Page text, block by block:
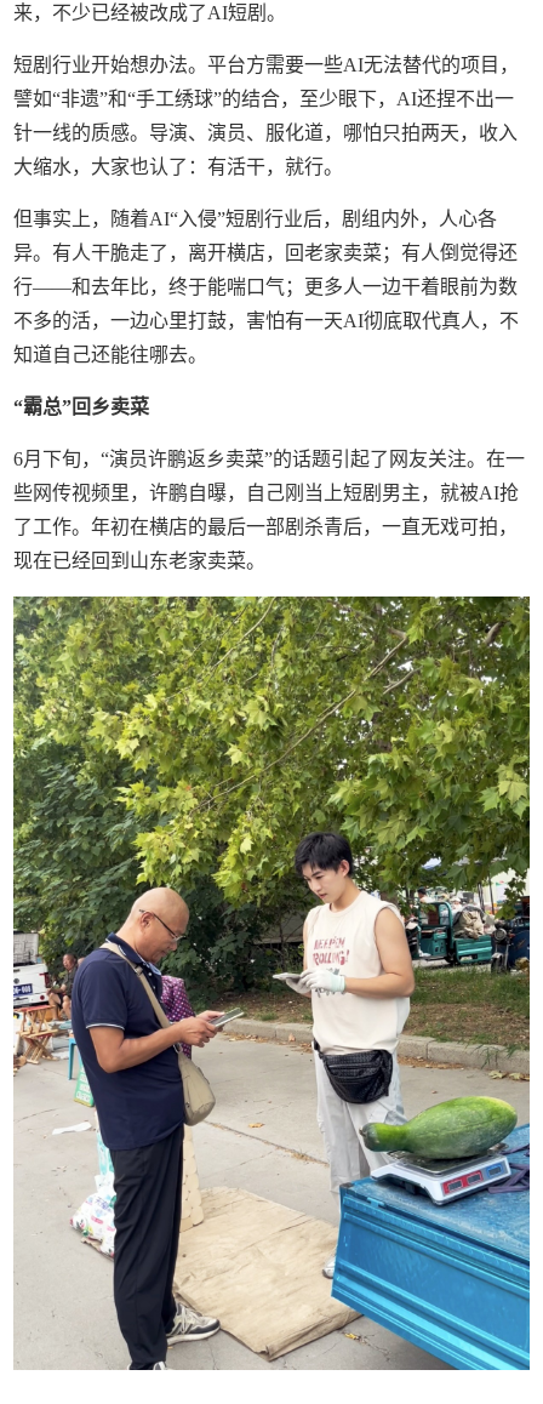
来，不少已经被改成了AI短剧。
短剧行业开始想办法。平台方需要一些AI无法替代的项目，
譬如“非遗”和“手工绣球”的结合，至少眼下，AI还捏不出一
针一线的质感。导演、演员、服化道，哪怕只拍两天，收入
大缩水，大家也认了：有活干，就行。
但事实上，随着AI“入侵”短剧行业后，剧组内外，人心各
异。有人干脆走了，离开横店，回老家卖菜；有人倒觉得还
行——和去年比，终于能喘口气；更多人一边干着眼前为数
不多的活，一边心里打鼓，害怕有一天AI彻底取代真人，不
知道自己还能往哪去。
“霸总”回乡卖菜
6月下旬，“演员许鹏返乡卖菜”的话题引起了网友关注。在一
些网传视频里，许鹏自曝，自己刚当上短剧男主，就被AI抢
了工作。年初在横店的最后一部剧杀青后，一直无戏可拍，
现在已经回到山东老家卖菜。